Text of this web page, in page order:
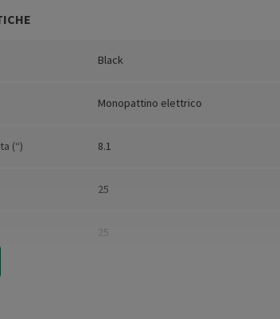
Black
Monopattino elettrico
(“) 8.1
25
25